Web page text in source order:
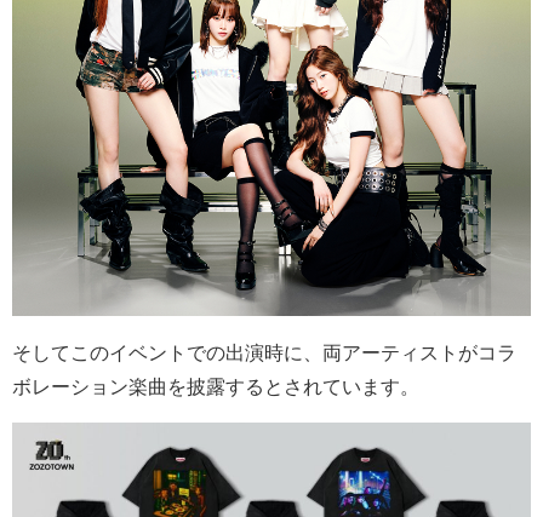
そしてこのイベントでの出演時に、両アーティストがコラ
ボレーション楽曲を披露するとされています。